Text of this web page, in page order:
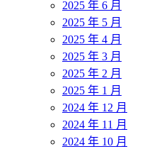
2025 年 6 月
2025 年 5 月
2025 年 4 月
2025 年 3 月
2025 年 2 月
2025 年 1 月
2024 年 12 月
2024 年 11 月
2024 年 10 月